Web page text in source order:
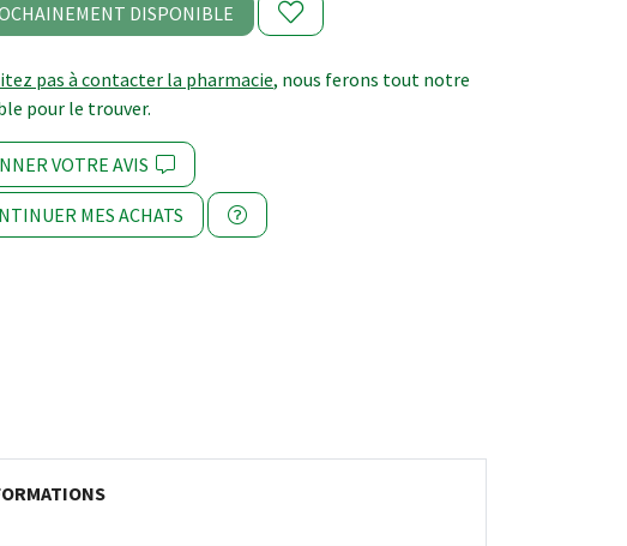
DISPONIBLE
pas à contacter la pharmacie, nous ferons tout notre
pour le trouver.
VOTRE AVIS
MES ACHATS